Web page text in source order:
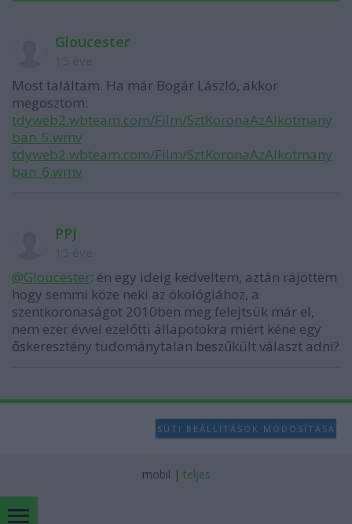
Gloucester
Most találtam. Ha már Bogár László, akkor
megosztom:
tdyweb2.wbteam.com/Film/SztKoronaAzAlkotmany
ban_5.wmv
tdyweb2.wbteam.com/Film/SztKoronaAzAlkotmany
ban_6.wmv
PPJ
@Gloucester: én egy ideig kedveltem, aztán rájöttem
hogy semmi köze neki az ökológiához, a
szentkoronaságot 2010ben meg felejtsük már el,
nem ezer évvel ezelőtti állapotokra miért kéne egy
őskeresztény tudománytalan beszűkült választ adni?
SÜTI BEÁLLÍTÁSOK MÓDOSÍTÁSA
mobil | teljes